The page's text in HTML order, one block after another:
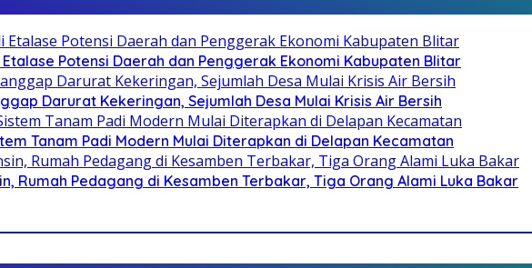
Potensi Daerah dan Penggerak Ekonomi Kabupaten Blitar
Darurat Kekeringan, Sejumlah Desa Mulai Krisis Air Bersih
Tanam Padi Modern Mulai Diterapkan di Delapan Kecamatan
Rumah Pedagang di Kesamben Terbakar, Tiga Orang Alami Luka Bakar